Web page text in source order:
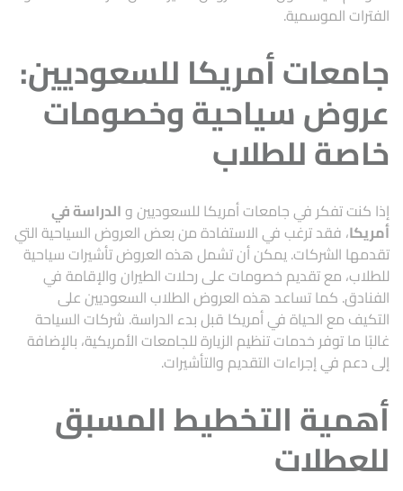
الفترات الموسمية.
جامعات أمريكا للسعوديين:
عروض سياحية وخصومات
خاصة للطلاب
إذا كنت تفكر فيجامعات أمريكا للسعوديينوالدراسة في
أمريكا، فقد ترغب في الاستفادة من بعض العروض السياحية التي
تقدمها الشركات. يمكن أن تشمل هذه العروض تأشيرات سياحية
للطلاب، مع تقديم خصومات على رحلات الطيران والإقامة في
الفنادق. كما تساعد هذه العروض الطلاب السعوديين على
التكيف مع الحياة في أمريكا قبل بدء الدراسة. شركات السياحة
غالبًا ما توفر خدمات تنظيم الزيارة للجامعات الأمريكية، بالإضافة
إلى دعم في إجراءات التقديم والتأشيرات.
أهمية التخطيط المسبق
للعطلات